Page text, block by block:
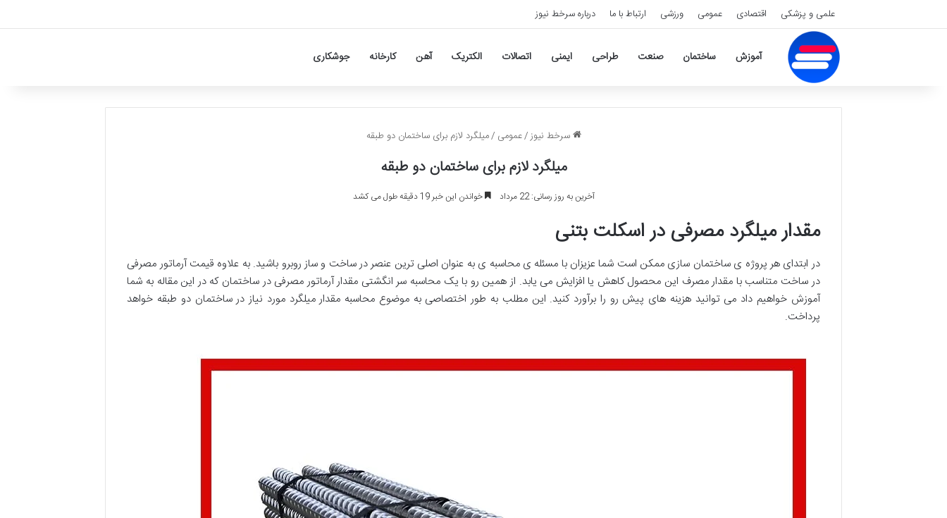
علمی و پزشکی اقتصادی عمومی ورزشی ارتباط با ما درباره سرخط نیوز
آموزش ساختمان صنعت طراحی ایمنی اتصالات الکتریک آهن کارخانه جوشکاری
سرخط نیوز/عمومی /میلگرد لازم برای ساختمان دو طبقه
میلگرد لازم برای ساختمان دو طبقه
آخرین به روز رسانی: 22 مرداد خواندن این خبر 19 دقیقه طول می کشد
مقدار میلگرد مصرفی در اسکلت بتنی
در ابتدای هر پروژه ی ساختمان سازی ممکن است شما عزیزان با مسئله ی محاسبه ی به عنوان اصلی ترین عنصر در ساخت و ساز روبرو باشید. به علاوه قیمت آرماتور مصرفی
در ساخت متناسب با مقدار مصرف این محصول کاهش یا افزایش می یابد. از همین رو با یک محاسبه سر انگشتی مقدار آرماتور مصرفی در ساختمان که در این مقاله به شما
آموزش خواهیم داد می توانید هزینه های پیش رو را برآورد کنید. این مطلب به طور اختصاصی به موضوع محاسبه مقدار میلگرد مورد نیاز در ساختمان دو طبقه خواهد
پرداخت.